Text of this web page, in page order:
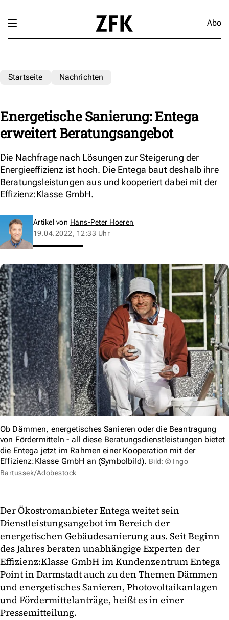
Abo
Startseite Nachrichten
Energetische Sanierung: Entega
erweitert Beratungsangebot
Die Nachfrage nach Lösungen zur Steigerung der
Energieeffizienz ist hoch. Die Entega baut deshalb ihre
Beratungsleistungen aus und kooperiert dabei mit der
Effizienz:Klasse GmbH.
Artikel von Hans-Peter Hoeren
19.04.2022, 12:33 Uhr
Ob Dämmen, energetisches Sanieren oder die Beantragung
von Fördermitteln - all diese Beratungsdienstleistungen bietet
die Entega jetzt im Rahmen einer Kooperation mit der
Effizienz:Klasse GmbH an (Symbolbild). Bild: © Ingo
Bartussek/Adobestock
Der Ökostromanbieter Entega weitet sein
Dienstleistungsangebot im Bereich der
energetischen Gebäudesanierung aus. Seit Beginn
des Jahres beraten unabhängige Experten der
Effizienz:Klasse GmbH im Kundenzentrum Entega
Point in Darmstadt auch zu den Themen Dämmen
und energetisches Sanieren, Photovoltaikanlagen
und Fördermittelanträge, heißt es in einer
Pressemitteilung.